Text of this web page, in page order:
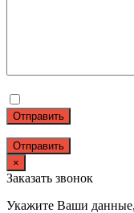
Отправить
×
Заказать звонок
Укажите Ваши